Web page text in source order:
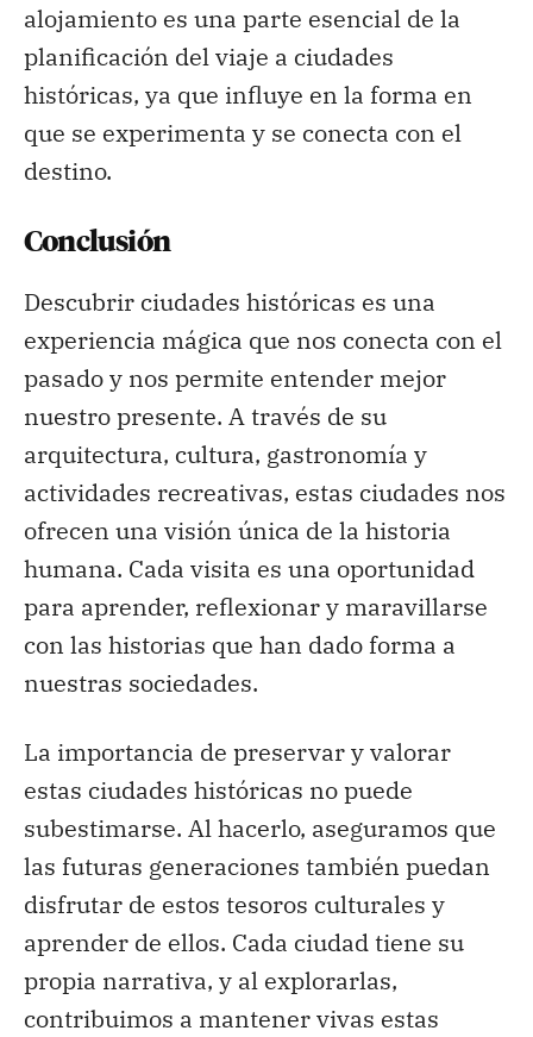
alojamiento es una parte esencial de la
planificación del viaje a ciudades
históricas, ya que influye en la forma en
que se experimenta y se conecta con el
destino.
Conclusión
Descubrir ciudades históricas es una
experiencia mágica que nos conecta con el
pasado y nos permite entender mejor
nuestro presente. A través de su
arquitectura, cultura, gastronomía y
actividades recreativas, estas ciudades nos
ofrecen una visión única de la historia
humana. Cada visita es una oportunidad
para aprender, reflexionar y maravillarse
con las historias que han dado forma a
nuestras sociedades.
La importancia de preservar y valorar
estas ciudades históricas no puede
subestimarse. Al hacerlo, aseguramos que
las futuras generaciones también puedan
disfrutar de estos tesoros culturales y
aprender de ellos. Cada ciudad tiene su
propia narrativa, y al explorarlas,
contribuimos a mantener vivas estas